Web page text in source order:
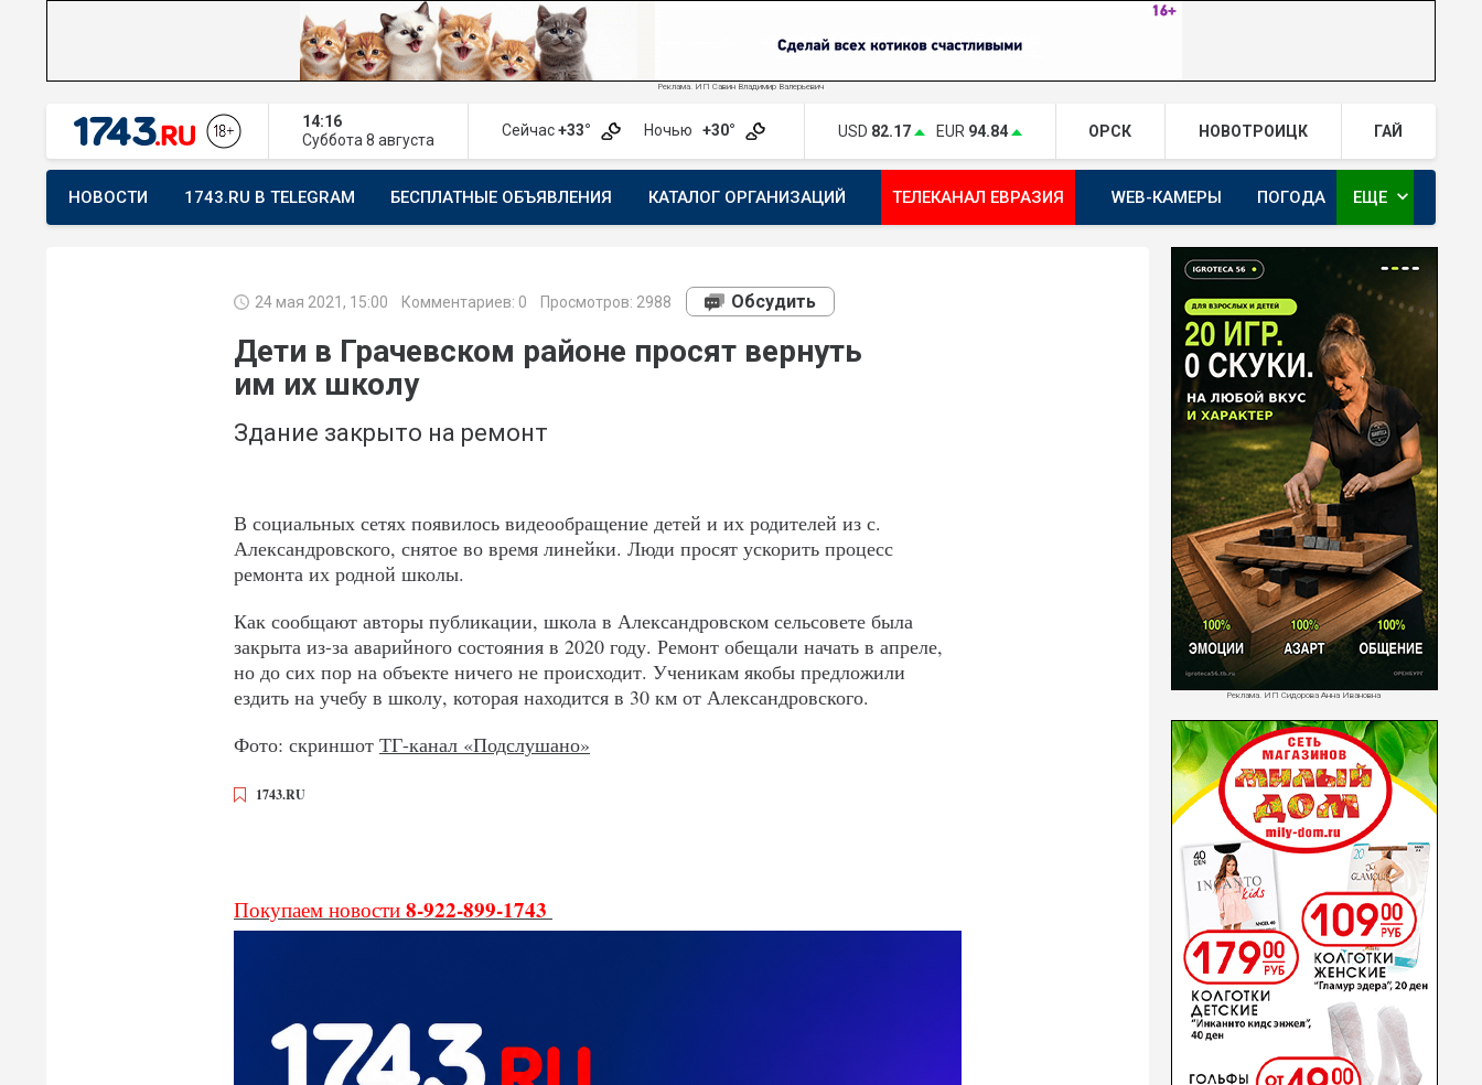
Реклама. ИП Савин Владимир Валерьевич
14:16
Суббота 8 августа
Сейчас+33° Ночью +30° USD 82.17 EUR 94.84 ОРСК НОВОТРОИЦК ГАЙ
НОВОСТИ 1743.RU В TELEGRAM БЕСПЛАТНЫЕ ОБЪЯВЛЕНИЯ КАТАЛОГ ОРГАНИЗАЦИЙ ТЕЛЕКАНАЛ ЕВРАЗИЯ WEB-КАМЕРЫ ПОГОДА
ОРЕНБУРГ - ГЕРОИ РЯДОМ С НАМИ
ЕЩЕ expand_more
24 мая 2021, 15:00 Комментариев: 0 Просмотров: 2988 Обсудить
Дети в Грачевском районе просят вернуть
им их школу
Здание закрыто на ремонт
В социальных сетях появилось видеообращение детей и их родителей из с.
Александровского, снятое во время линейки. Люди просят ускорить процесс
ремонта их родной школы.
Как сообщают авторы публикации, школа в Александровском сельсовете была
закрыта из-за аварийного состояния в 2020 году. Ремонт обещали начать в апреле,
но до сих пор на объекте ничего не происходит. Ученикам якобы предложили
ездить на учебу в школу, которая находится в 30 км от Александровского.
Фото: скриншот ТГ-канал «Подслушано»
1743.RU
Покупаем новости 8-922-899-1743
Реклама. ИП Сидорова Анна Ивановна